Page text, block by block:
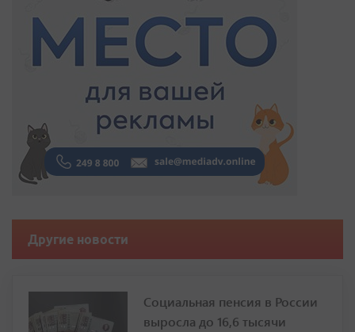
Другие новости
Социальная пенсия в России
выросла до 16,6 тысячи